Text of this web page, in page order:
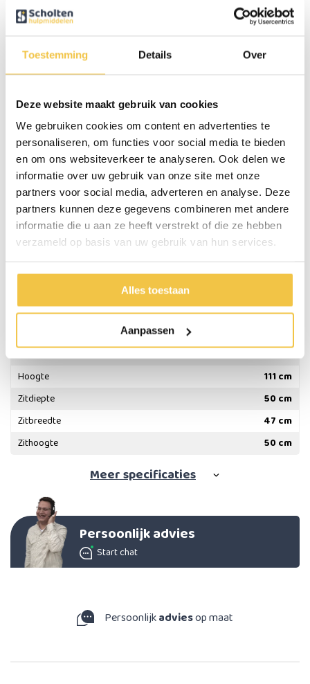
Toestemming Details Over
Deze website maakt gebruik van cookies
We gebruiken cookies om content en advertenties te
personaliseren, om functies voor social media te bieden
en om ons websiteverkeer te analyseren. Ook delen we
informatie over uw gebruik van onze site met onze
partners voor social media, adverteren en analyse. Deze
partners kunnen deze gegevens combineren met andere
informatie die u aan ze heeft verstrekt of die ze hebben
verzameld op basis van uw gebruik van hun services.
Alles toestaan
Aanpassen
te stellen en zorgt de soepele beweging voor extra comfort bij het
opstaan.
Gratis bezorgservice – Zorgeloos thuisbezorgd
Gratis levering
aan de begane grond of op verdiepingen met lift.
Persoonlijk afspraakmoment:binnen één werkdag na je
bestelling bellen we je om een bezorgdatum en -tijd binnen 3–7
werkdagen af te stemmen.
Veilig en zorgvuldig:onze bezorgers plaatsen de stoel op de
gewenste plek, nemen het verpakkingsmateriaal weer mee en laten
alles netjes achter.
Uitzonderingen:bij hogere verdiepingen zonder lift of moeilijk
bereikbare locaties kunnen er extra kosten zijn – daar informeren
we je vooraf over.
Specificaties
Lengte
87 cm
Hoogte
111 cm
Zitdiepte
50 cm
Zitbreedte
47 cm
Zithoogte
50 cm
Meerspecificaties
Persoonlijk advies
Start chat
Persoonlijkadviesop maat